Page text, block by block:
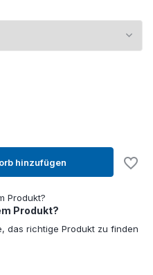
hinzufügen
Produkt?
das richtige Produkt zu finden